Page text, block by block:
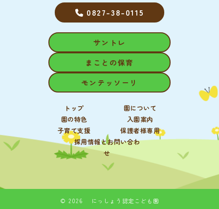
0827-38-0115
サントレ
まことの保育
モンテッソーリ
トップ
園について
園の特色
入園案内
子育て支援
保護者様専用
採用情報とお問い合わ
せ
© 2026 にっしょう認定こども園